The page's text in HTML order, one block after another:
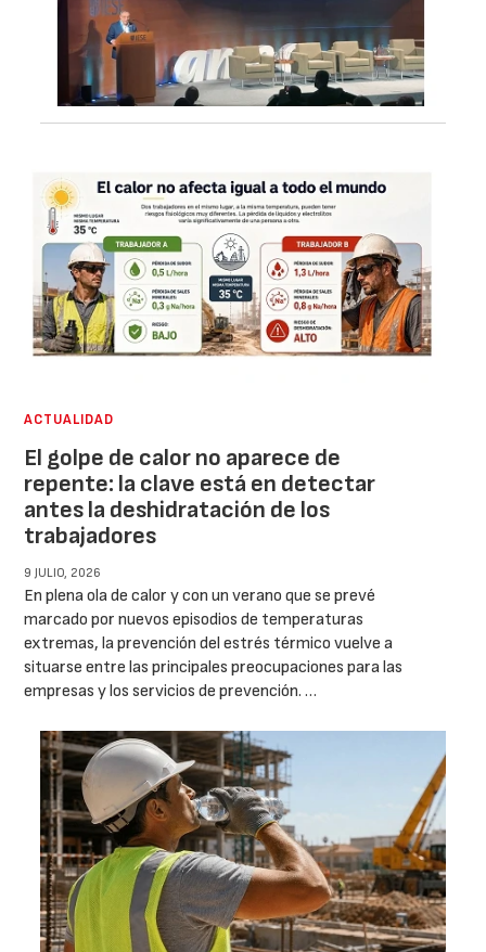
ACTUALIDAD
El golpe de calor no aparece de
repente: la clave está en detectar
antes la deshidratación de los
trabajadores
9 JULIO, 2026
En plena ola de calor y con un verano que se prevé
marcado por nuevos episodios de temperaturas
extremas, la prevención del estrés térmico vuelve a
situarse entre las principales preocupaciones para las
empresas y los servicios de prevención. …